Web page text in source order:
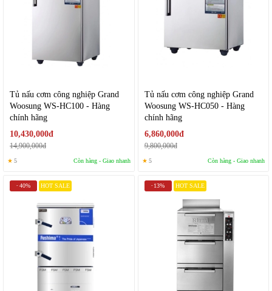
Tủ nấu cơm công nghiệp Grand
Woosung WS-HC100 - Hàng
chính hãng
10,430,000đ
14,900,000đ
★ 5 Còn hàng - Giao nhanh
Tủ nấu cơm công nghiệp Grand
Woosung WS-HC050 - Hàng
chính hãng
6,860,000đ
9,800,000đ
★ 5 Còn hàng - Giao nhanh
- 40% HOT SALE - 13% HOT SALE